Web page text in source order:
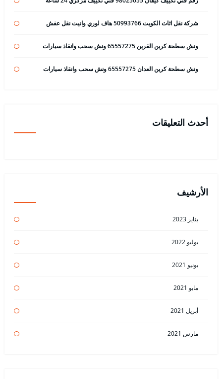
شركة نقل اثاث الكويت 50993766 هاف لوري وانيت نقل عفش
ونش سطحة كرين القرين 65557275 ونش سحب وانقاذ سيارات
ونش سطحة كرين العدان 65557275 ونش سحب وانقاذ سيارات
أحدث التعليقات
الأرشيف
يناير 2023
يوليو 2022
يونيو 2021
مايو 2021
أبريل 2021
مارس 2021